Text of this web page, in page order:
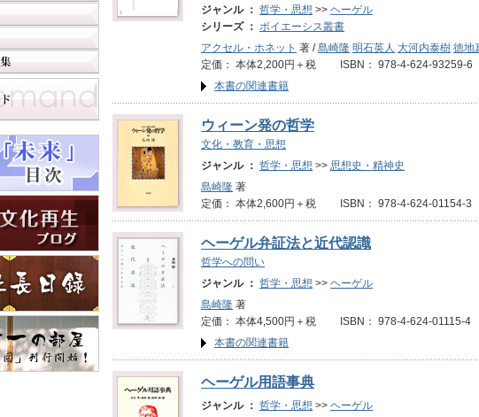
ジャンル ： 哲学・思想 >> ヘーゲル
シリーズ ： ポイエーシス叢書
アクセル・ホネット 著 /島崎隆 明石英人 大河内泰樹 徳地
定価： 本体2,200円＋税 ISBN： 978-4-624-93259-
本書の関連書籍
ウィーン発の哲学
文化・教育・思想
ジャンル ： 哲学・思想 >> 思想史・精神史
島崎隆 著
定価： 本体2,600円＋税 ISBN： 978-4-624-01154-
ヘーゲル弁証法と近代認識
哲学への問い
ジャンル ： 哲学・思想 >> ヘーゲル
島崎隆 著
定価： 本体4,500円＋税 ISBN： 978-4-624-01115-
本書の関連書籍
ヘーゲル用語事典
ジャンル ： 哲学・思想 >> ヘーゲル